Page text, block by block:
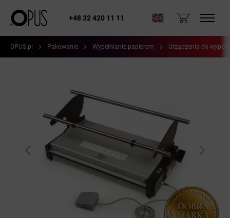
+48 32 420 11 11
OPUS.pl Pakowanie Wypełnianie papierem Urządzenia do